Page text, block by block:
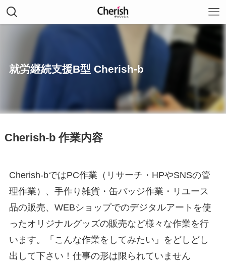
就労継続支援B型 Cherish-b
Cherish-b 作業内容
Cherish-bではPC作業（リサーチ・HPやSNSの管
理作業）、手作り雑貨・缶バッジ作業・リユース
品の販売、WEBショップでのデジタルアートを使
ったオリジナルグッズの販売など様々な作業を行
います。「こんな作業をしてみたい」をどしどし
出して下さい！仕事の形は限られていません